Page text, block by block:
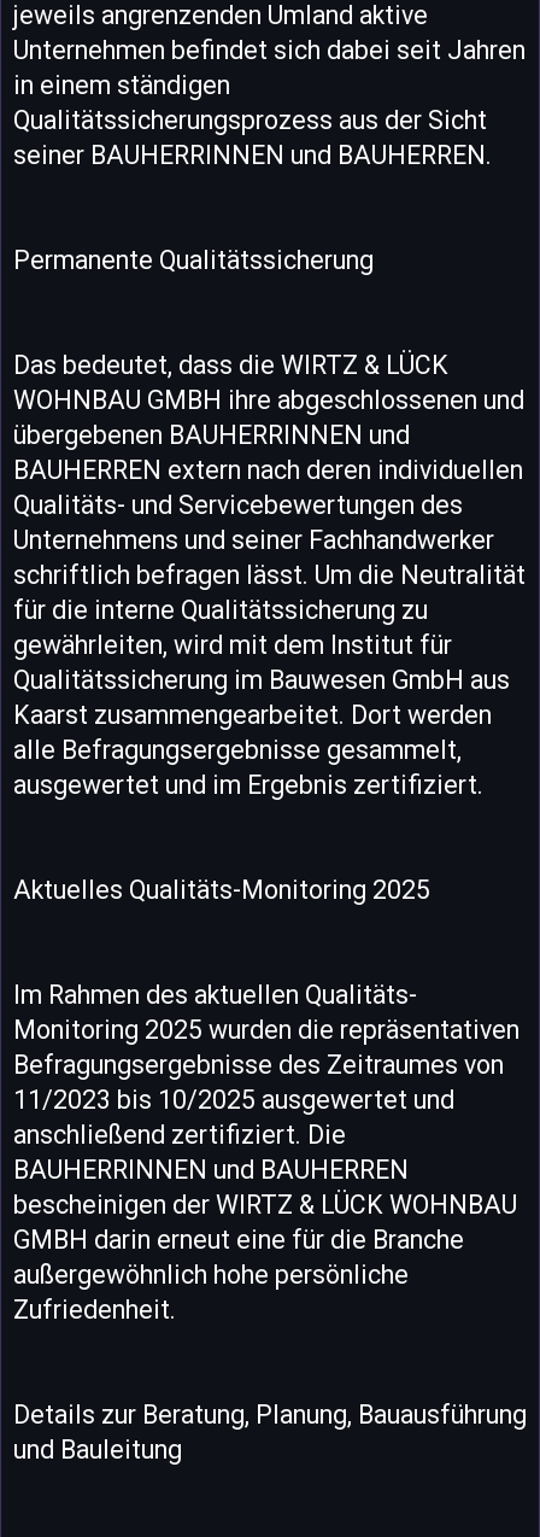
jeweils angrenzenden Umland aktive
Unternehmen befindet sich dabei seit Jahren
in einem ständigen
Qualitätssicherungsprozess aus der Sicht
seiner BAUHERRINNEN und BAUHERREN.
Permanente Qualitätssicherung
Das bedeutet, dass die WIRTZ & LÜCK
WOHNBAU GMBH ihre abgeschlossenen und
übergebenen BAUHERRINNEN und
BAUHERREN extern nach deren individuellen
Qualitäts- und Servicebewertungen des
Unternehmens und seiner Fachhandwerker
schriftlich befragen lässt. Um die Neutralität
für die interne Qualitätssicherung zu
gewährleiten, wird mit dem Institut für
Qualitätssicherung im Bauwesen GmbH aus
Kaarst zusammengearbeitet. Dort werden
alle Befragungsergebnisse gesammelt,
ausgewertet und im Ergebnis zertifiziert.
Aktuelles Qualitäts-Monitoring 2025
Im Rahmen des aktuellen Qualitäts-
Monitoring 2025 wurden die repräsentativen
Befragungsergebnisse des Zeitraumes von
11/2023 bis 10/2025 ausgewertet und
anschließend zertifiziert. Die
BAUHERRINNEN und BAUHERREN
bescheinigen der WIRTZ & LÜCK WOHNBAU
GMBH darin erneut eine für die Branche
außergewöhnlich hohe persönliche
Zufriedenheit.
Details zur Beratung, Planung, Bauausführung
und Bauleitung